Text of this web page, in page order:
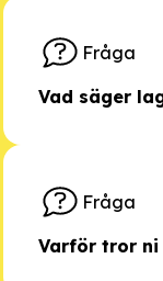
Fråga
Vad säger
Fråga
Varför tror